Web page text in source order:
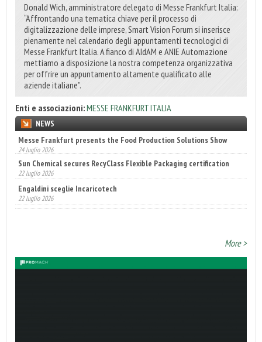
Donald Wich, amministratore delegato di Messe Frankfurt Italia:
“Affrontando una tematica chiave per il processo di
digitalizzazione delle imprese, Smart Vision Forum si inserisce
pienamente nel calendario degli appuntamenti tecnologici di
Messe Frankfurt Italia. A fianco di AIdAM e ANIE Automazione
mettiamo a disposizione la nostra competenza organizzativa
per offrire un appuntamento altamente qualificato alle
aziende italiane”.
Enti e associazioni:MESSE FRANKFURT ITALIA
NEWS
Sun Chemical secures RecyClass Flexible Packaging certification
22 luglio 2026
Engaldini sceglie Incaricotech
22 luglio 2026
Annunciati i finalisti dei Diamonds Awards 2026 di FTA Europe
14 luglio 2026
More >